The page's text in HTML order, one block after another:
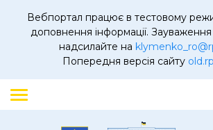
Вебпортал працює в тестовому
доповнення інформації. Зауваження
надсилайте на
Попередня версія сайту